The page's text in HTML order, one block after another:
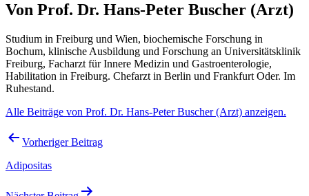
Von Prof. Dr. Hans-Peter Buscher (Arzt)
Studium in Freiburg und Wien, biochemische Forschung in
Bochum, klinische Ausbildung und Forschung an Universitätsklinik
Freiburg, Facharzt für Innere Medizin und Gastroenterologie,
Habilitation in Freiburg. Chefarzt in Berlin und Frankfurt Oder. Im
Ruhestand.
Alle Beiträge von Prof. Dr. Hans-Peter Buscher (Arzt) anzeigen.
Beitragsnavigation
Vorheriger Beitrag
Adipositas